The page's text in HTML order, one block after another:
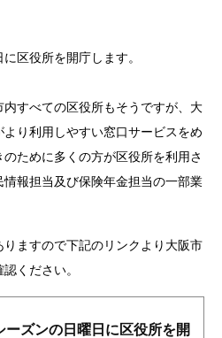
区役所を開庁します。
すべての区役所もそうですが、大
り利用しやすい窓口サービスをめ
ために多くの方が区役所を利用さ
報担当及び保険年金担当の一部業
ますので下記のリンクより大阪市
ください。
ーズンの日曜日に区役所を開